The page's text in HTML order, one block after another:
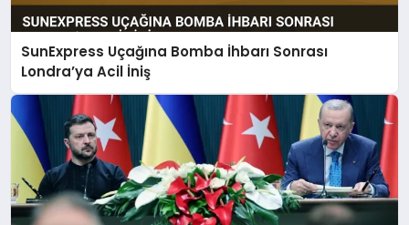
SunExpress Uçağına Bomba İhbarı Sonrası
Londra’ya Acil İniş